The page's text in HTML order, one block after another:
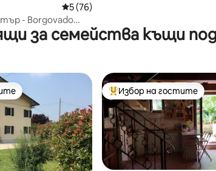
Средна оценка: 5 от 5, 76 отзива
5 (76)
- Borgovado
за семейства къщи
на гостите Най-популярен избор
Избор на гостите